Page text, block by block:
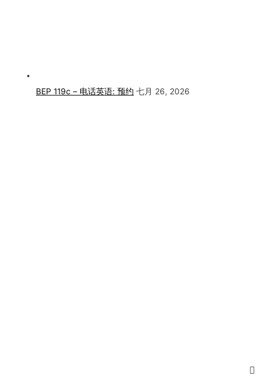
BEP 119c – 电话英语: 预约 七月 26, 2026